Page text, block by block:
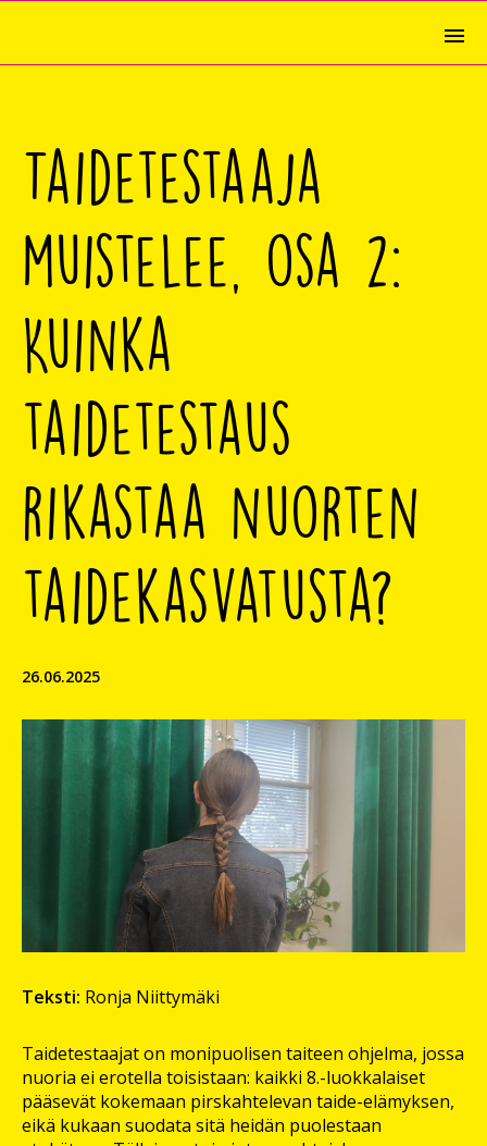
Taidetestaaja
muistelee, osa 2:
Kuinka
taidetestaus
rikastaa nuorten
taidekasvatusta?
26.06.2025
Teksti: Ronja Niittymäki
Taidetestaajat on monipuolisen taiteen ohjelma, jossa
nuoria ei erotella toisistaan: kaikki 8.-luokkalaiset
pääsevät kokemaan pirskahtelevan taide-elämyksen,
eikä kukaan suodata sitä heidän puolestaan